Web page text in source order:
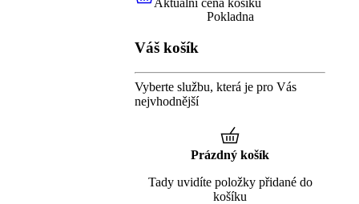
0,00 KčAktuální cena košíku
Aktuální cena košíku
Pokladna
Váš košík
Vyberte službu, která je pro Vás
nejvhodnější
Prázdný košík
Tady uvidíte položky přidané do
košíku